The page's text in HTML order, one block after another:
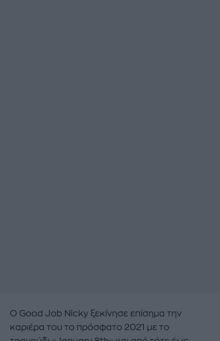
Ο Good Job Nicky ξεκίνησε επίσημα την
καριέρα του το πρόσφατο 2021 με το